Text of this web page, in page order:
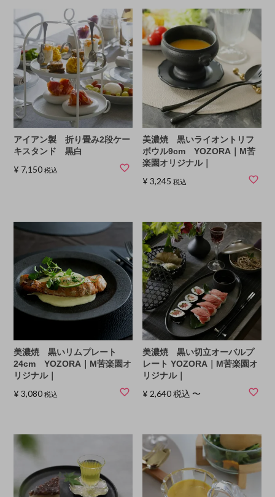
アイアン製 折り畳み2段ケー
キスタンド 黒白
¥ 7,150 税込
美濃焼 黒いライオントリフ
ボウル9cm YOZORA｜M苦
楽園オリジナル｜
¥ 3,245 税込
美濃焼 黒いリムプレート
24cm YOZORA｜M苦楽園オ
リジナル｜
¥ 3,080 税込
美濃焼 黒い切立オーバルプ
レート YOZORA｜M苦楽園オ
リジナル｜
¥ 2,640税込 〜